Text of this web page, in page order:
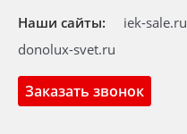
Заказать звонок
Наши сайты: iek-sale.ru
donolux-svet.ru